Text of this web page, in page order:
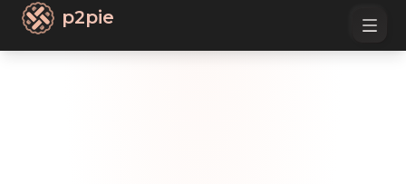
p2pie